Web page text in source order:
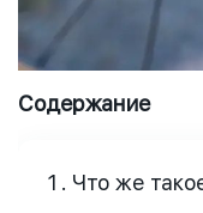
Содержание
Что же